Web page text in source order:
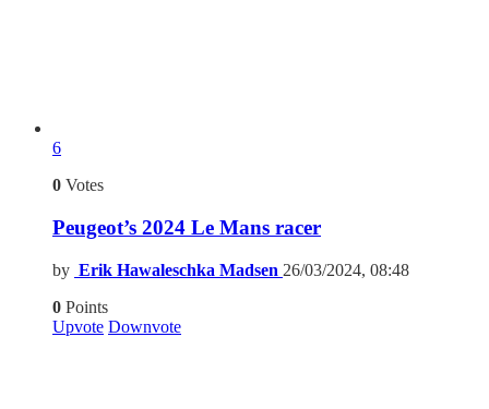
6
0 Votes
Peugeot’s 2024 Le Mans racer
by Erik Hawaleschka Madsen 26/03/2024, 08:48
0 Points
Upvote Downvote